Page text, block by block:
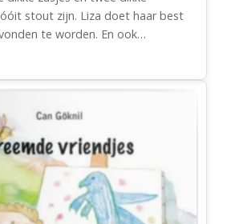
stout zijn. Liza doet haar best
te worden. En ook…